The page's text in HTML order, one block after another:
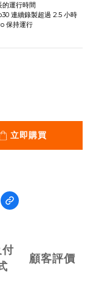
運行時間
連續錄製超過 2.5 小時
保持運行
立即購買
顧客評價